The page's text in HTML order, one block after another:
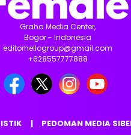
Graha Media Center,
Bogor - Indonesia
editorhellogroup@gmail.com
+628557777888
PEDOMAN MEDIA